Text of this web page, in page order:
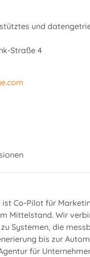
und
Straße 4
Co-Pilot für
Mittelstand. Wir
Systemen, die
bis zur
für